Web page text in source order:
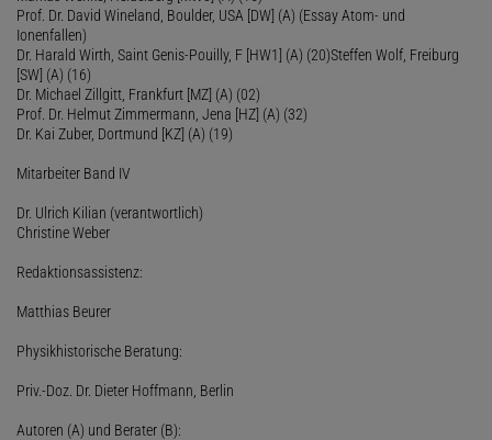
Prof. Dr. David Wineland, Boulder, USA [DW] (A) (Essay Atom- und
Ionenfallen)
Dr. Harald Wirth, Saint Genis-Pouilly, F [HW1] (A) (20)Steffen Wolf, Freiburg
[SW] (A) (16)
Dr. Michael Zillgitt, Frankfurt [MZ] (A) (02)
Prof. Dr. Helmut Zimmermann, Jena [HZ] (A) (32)
Dr. Kai Zuber, Dortmund [KZ] (A) (19)
Mitarbeiter Band IV
Dr. Ulrich Kilian (verantwortlich)
Christine Weber
Redaktionsassistenz:
Matthias Beurer
Physikhistorische Beratung:
Priv.-Doz. Dr. Dieter Hoffmann, Berlin
Autoren (A) und Berater (B):